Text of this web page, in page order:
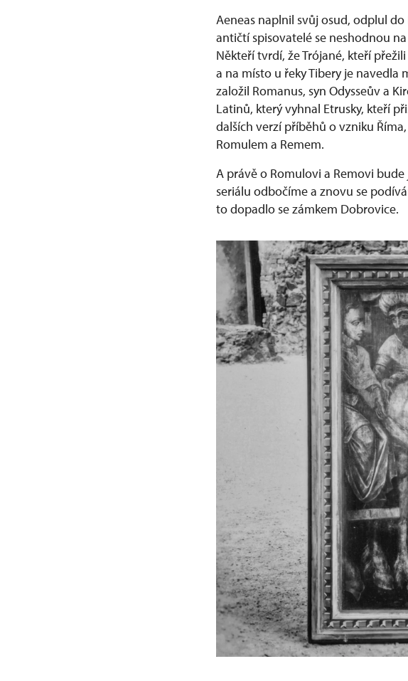
Aeneas naplnil svůj osud, odplul
antičtí spisovatelé se neshodnou
Někteří tvrdí, že Trójané, kteří
a na místo u řeky Tibery je navedla
založil Romanus, syn Odysseův a
Latinů, který vyhnal Etrusky, kteří
dalších verzí příběhů o vzniku
Romulem a Remem.
A právě o Romulovi a Removi
seriálu odbočíme a znovu se
to dopadlo se zámkem Dobrovice.